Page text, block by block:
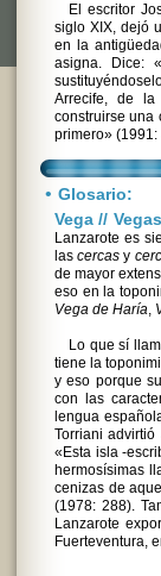
El escritor
siglo XIX, dejó
en la
asigna. Dice:
Arrecife, de la
construirse una
primero» (1991:
• Glosario:
Vega //
Lanzarote es
lascercas y
de mayor
eso en la
Vega de Haría,
Lo que sí
tiene la
y eso porque
con las
lengua
Torriani
«Esta isla -
hermosísimas
cenizas de
(1978: 288).
Lanzarote
Fuerteventura,